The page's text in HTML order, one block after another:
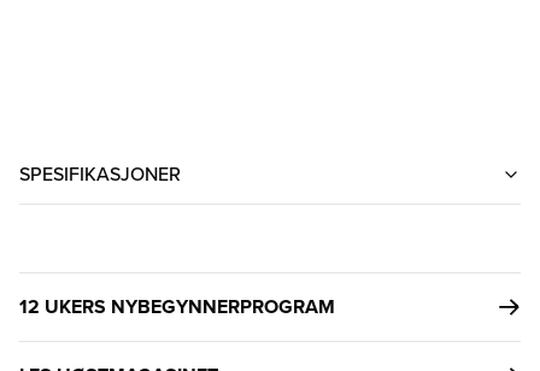
SPESIFIKASJONER
12 UKERS NYBEGYNNERPROGRAM